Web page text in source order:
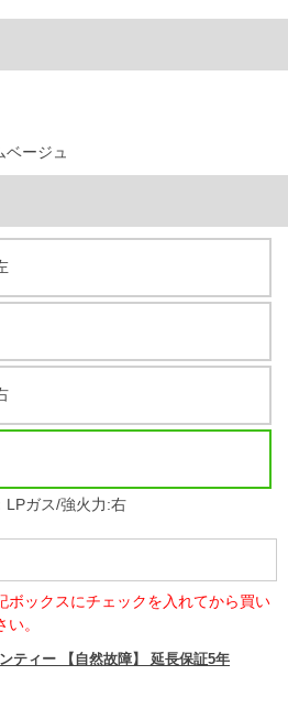
ージュ
LPガス/強火力:右
ボックスにチェックを入れてから買い
。
ティー 【自然故障】 延長保証5年